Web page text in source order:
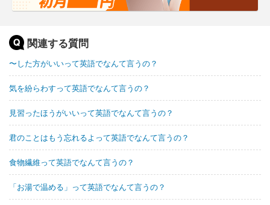
関連する質問
〜した方がいいって英語でなんて言うの？
気を紛らわすって英語でなんて言うの？
見習ったほうがいいって英語でなんて言うの？
君のことはもう忘れるよって英語でなんて言うの？
食物繊維って英語でなんて言うの？
「お湯で温める」って英語でなんて言うの？